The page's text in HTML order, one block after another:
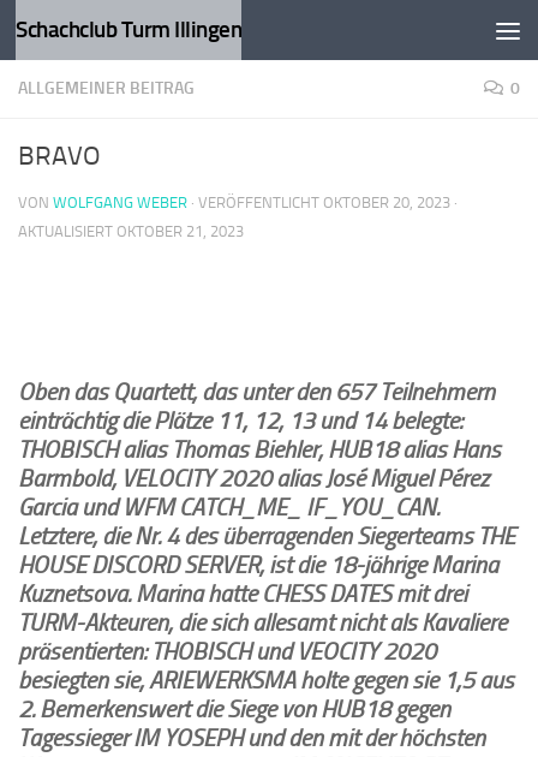
Zum Inhalt springen
Schachclub Turm Illingen
ALLGEMEINER BEITRAG 0
BRAVO
VON WOLFGANG WEBER · VERÖFFENTLICHT OKTOBER 20, 2023 ·
AKTUALISIERT OKTOBER 21, 2023
Oben das Quartett, das unter den 657 Teilnehmern
einträchtig die Plätze 11, 12, 13 und 14 belegte:
THOBISCH alias Thomas Biehler, HUB18 alias Hans
Barmbold, VELOCITY 2020 alias José Miguel Pérez
Garcia und WFM CATCH_ME_ IF_YOU_CAN.
Letztere, die Nr. 4 des überragenden Siegerteams THE
HOUSE DISCORD SERVER, ist die 18-jährige Marina
Kuznetsova. Marina hatte CHESS DATES mit drei
TURM-Akteuren, die sich allesamt nicht als Kavaliere
präsentierten: THOBISCH und VEOCITY 2020
besiegten sie, ARIEWERKSMA holte gegen sie 1,5 aus
2. Bemerkenswert die Siege von HUB18 gegen
Tagessieger IM YOSEPH und den mit der höchsten